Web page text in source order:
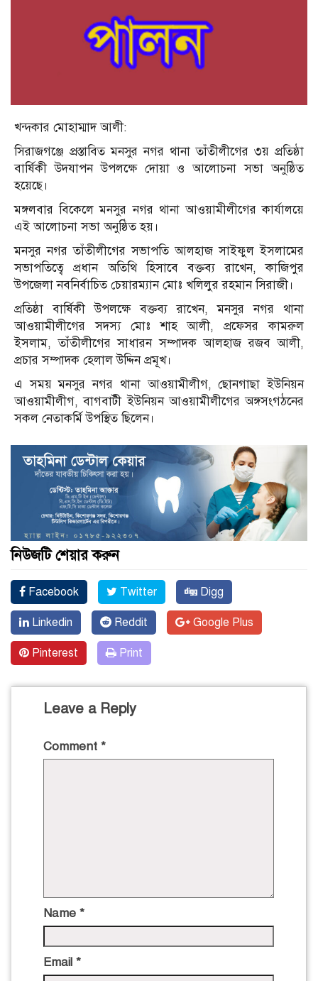
খন্দকার মোহাম্মাদ আলী:
সিরাজগঞ্জে প্রস্তাবিত মনসুর নগর থানা তাঁতীলীগের ৩য় প্রতিষ্ঠা
বার্ষিকী উদযাপন উপলক্ষে দোয়া ও আলোচনা সভা অনুষ্ঠিত
হয়েছে।
মঙ্গলবার বিকেলে মনসুর নগর থানা আওয়ামীলীগের কার্যালয়ে
এই আলোচনা সভা অনুষ্ঠিত হয়।
মনসুর নগর তাঁতীলীগের সভাপতি আলহাজ সাইফুল ইসলামের
সভাপতিত্বে প্রধান অতিথি হিসাবে বক্তব্য রাখেন, কাজিপুর
উপজেলা নবনির্বাচিত চেয়ারম্যান মোঃ খলিলুর রহমান সিরাজী।
প্রতিষ্ঠা বার্ষিকী উপলক্ষে বক্তব্য রাখেন, মনসুর নগর থানা
আওয়ামীলীগের সদস্য মোঃ শাহ আলী, প্রফেসর কামরুল
ইসলাম, তাঁতীলীগের সাধারন সম্পাদক আলহাজ রজব আলী,
প্রচার সম্পাদক হেলাল উদ্দিন প্রমূখ।
এ সময় মনসুর নগর থানা আওয়ামীলীগ, ছোনগাছা ইউনিয়ন
আওয়ামীলীগ, বাগবাটী ইউনিয়ন আওয়ামীলীগের অঙ্গসংগঠনের
সকল নেতাকর্মি উপস্থিত ছিলেন।
নিউজটি শেয়ার করুন
Facebook Twitter Digg
Linkedin Reddit Google Plus
Pinterest Print
Leave a Reply
Comment *
Name *
Email *